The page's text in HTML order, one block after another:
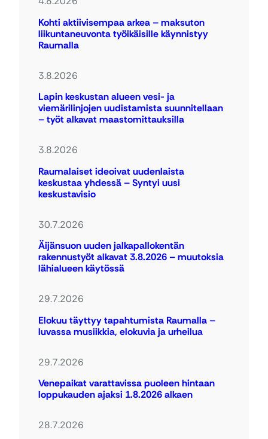
Kohti aktiivisempaa arkea – maksuton
liikuntaneuvonta työikäisille käynnistyy
Raumalla
3.8.2026
Lapin keskustan alueen vesi- ja
viemärilinjojen uudistamista suunnitellaan
– työt alkavat maastomittauksilla
3.8.2026
Raumalaiset ideoivat uudenlaista
keskustaa yhdessä – Syntyi uusi
keskustavisio
30.7.2026
Äijänsuon uuden jalkapallokentän
rakennustyöt alkavat 3.8.2026 – muutoksia
lähialueen käytössä
29.7.2026
Elokuu täyttyy tapahtumista Raumalla –
luvassa musiikkia, elokuvia ja urheilua
29.7.2026
Venepaikat varattavissa puoleen hintaan
loppukauden ajaksi 1.8.2026 alkaen
28.7.2026